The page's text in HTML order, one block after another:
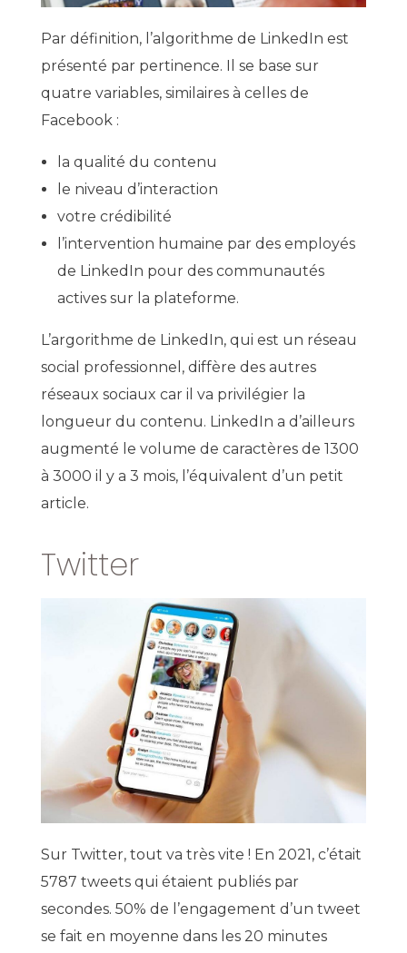
Par définition, l’algorithme de LinkedIn est
présenté par pertinence. Il se base sur
quatre variables, similaires à celles de
Facebook :
la qualité du contenu
le niveau d’interaction
votre crédibilité
l’intervention humaine par des employés
de LinkedIn pour des communautés
actives sur la plateforme.
L’argorithme de LinkedIn, qui est un réseau
social professionnel, diffère des autres
réseaux sociaux car il va privilégier la
longueur du contenu. LinkedIn a d’ailleurs
augmenté le volume de caractères de 1300
à 3000 il y a 3 mois, l’équivalent d’un petit
article.
Twitter
Sur Twitter, tout va très vite ! En 2021, c’était
5787 tweets qui étaient publiés par
secondes. 50% de l’engagement d’un tweet
se fait en moyenne dans les 20 minutes